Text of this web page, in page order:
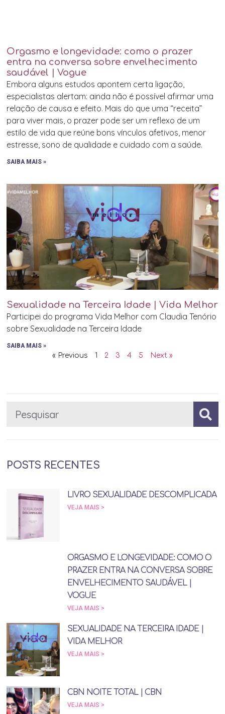
Orgasmo e longevidade: como o prazer
entra na conversa sobre envelhecimento
saudável | Vogue
Embora alguns estudos apontem certa ligação,
especialistas alertam: ainda não é possível afirmar uma
relação de causa e efeito. Mais do que uma “receita”
para viver mais, o prazer pode ser um reflexo de um
estilo de vida que reúne bons vínculos afetivos, menor
estresse, sono de qualidade e cuidado com a saúde.
SAIBA MAIS »
Sexualidade na Terceira Idade | Vida Melhor
Participei do programa Vida Melhor com Claudia Tenório
sobre Sexualidade na Terceira Idade
SAIBA MAIS »
« Previous 1 2 3 4 5 Next »
POSTS RECENTES
LIVRO SEXUALIDADE DESCOMPLICADA
VEJA MAIS >
ORGASMO E LONGEVIDADE: COMO O
PRAZER ENTRA NA CONVERSA SOBRE
ENVELHECIMENTO SAUDÁVEL |
VOGUE
VEJA MAIS >
SEXUALIDADE NA TERCEIRA IDADE |
VIDA MELHOR
VEJA MAIS >
CBN NOITE TOTAL | CBN
VEJA MAIS >